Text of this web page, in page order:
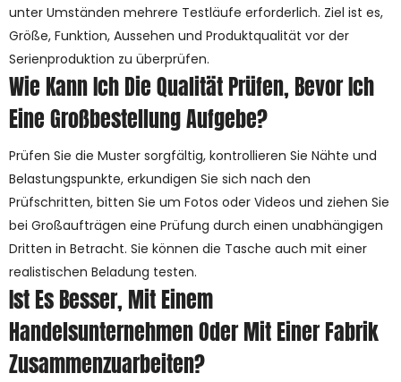
unter Umständen mehrere Testläufe erforderlich. Ziel ist es,
Größe, Funktion, Aussehen und Produktqualität vor der
Serienproduktion zu überprüfen.
Wie Kann Ich Die Qualität Prüfen, Bevor Ich
Eine Großbestellung Aufgebe?
Prüfen Sie die Muster sorgfältig, kontrollieren Sie Nähte und
Belastungspunkte, erkundigen Sie sich nach den
Prüfschritten, bitten Sie um Fotos oder Videos und ziehen Sie
bei Großaufträgen eine Prüfung durch einen unabhängigen
Dritten in Betracht. Sie können die Tasche auch mit einer
realistischen Beladung testen.
Ist Es Besser, Mit Einem
Handelsunternehmen Oder Mit Einer Fabrik
Zusammenzuarbeiten?